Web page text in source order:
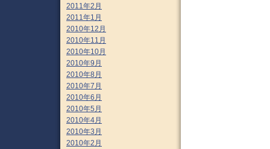
2011年2月
2011年1月
2010年12月
2010年11月
2010年10月
2010年9月
2010年8月
2010年7月
2010年6月
2010年5月
2010年4月
2010年3月
2010年2月